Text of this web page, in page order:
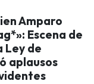
Amparo
Escena de
Ley de
aplausos